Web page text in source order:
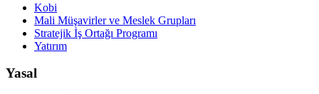
Kobi
Mali Müşavirler ve Meslek Grupları
Stratejik İş Ortağı Programı
Yatırım
Yasal